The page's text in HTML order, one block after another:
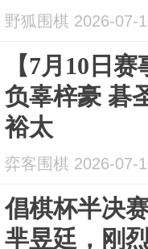
野狐围棋 2026-07-
【7月10日
负辜梓豪 碁
裕太
弈客围棋 2026-07-
倡棋杯半决
芈昱廷，刚